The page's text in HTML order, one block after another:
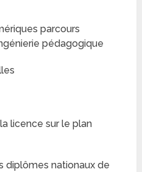
parcours
pédagogique
licence sur le plan
diplômes nationaux de